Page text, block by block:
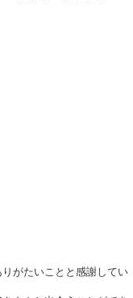
がたいことと感謝してい